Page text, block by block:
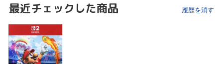
最近チェックした商品 履歴を消す